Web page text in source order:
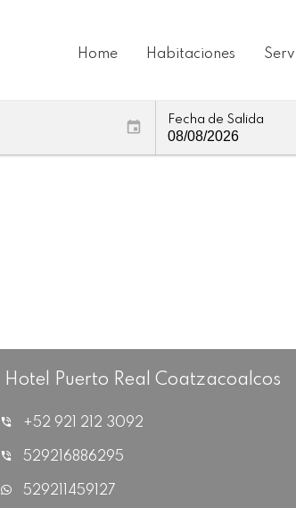
Home Habitaciones
Fecha de Salida
Hotel Puerto Real Coatzacoalcos
+52 921 212 3092
529216886295
529211459127